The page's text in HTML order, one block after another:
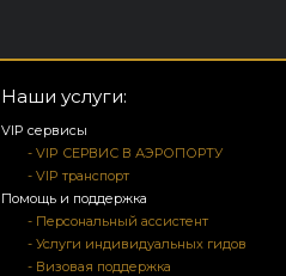
Наши услуги:
VIP сервисы
- VIP СЕРВИС В АЭРОПОРТУ
- VIP транспорт
Помощь и поддержка
- Персональный ассистент
- Услуги индивидуальных гидов
- Визовая поддержка